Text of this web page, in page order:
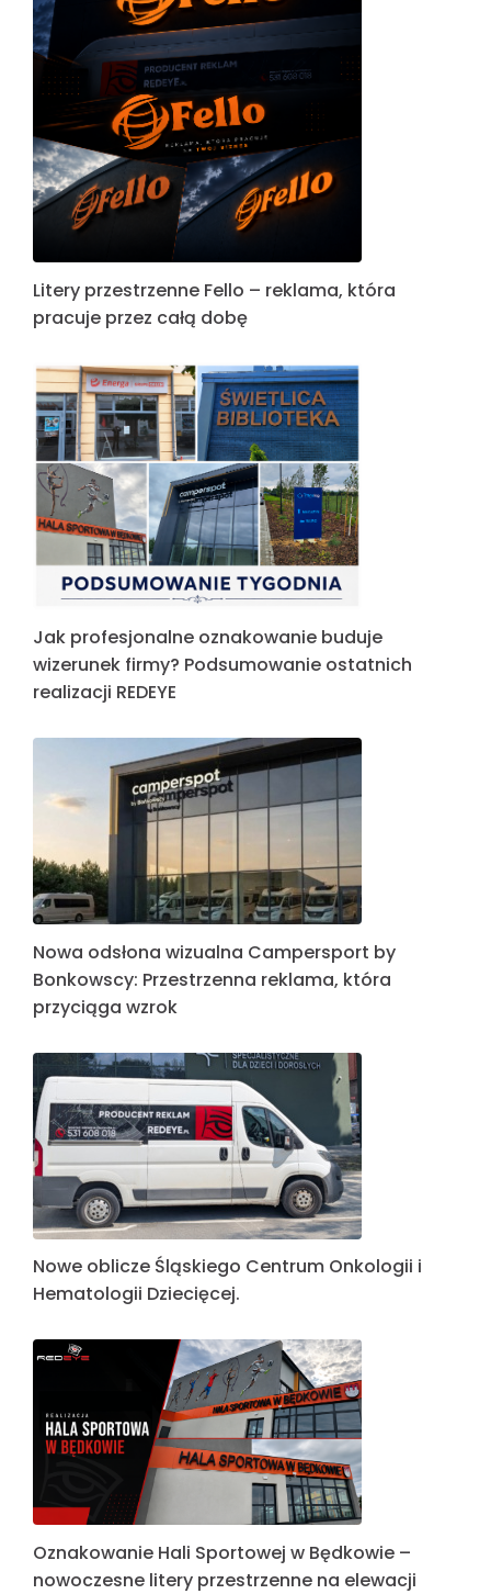
Litery przestrzenne Fello – reklama, która
pracuje przez całą dobę
Jak profesjonalne oznakowanie buduje
wizerunek firmy? Podsumowanie ostatnich
realizacji REDEYE
Nowa odsłona wizualna Campersport by
Bonkowscy: Przestrzenna reklama, która
przyciąga wzrok
Nowe oblicze Śląskiego Centrum Onkologii i
Hematologii Dziecięcej.
Oznakowanie Hali Sportowej w Będkowie –
nowoczesne litery przestrzenne na elewacji